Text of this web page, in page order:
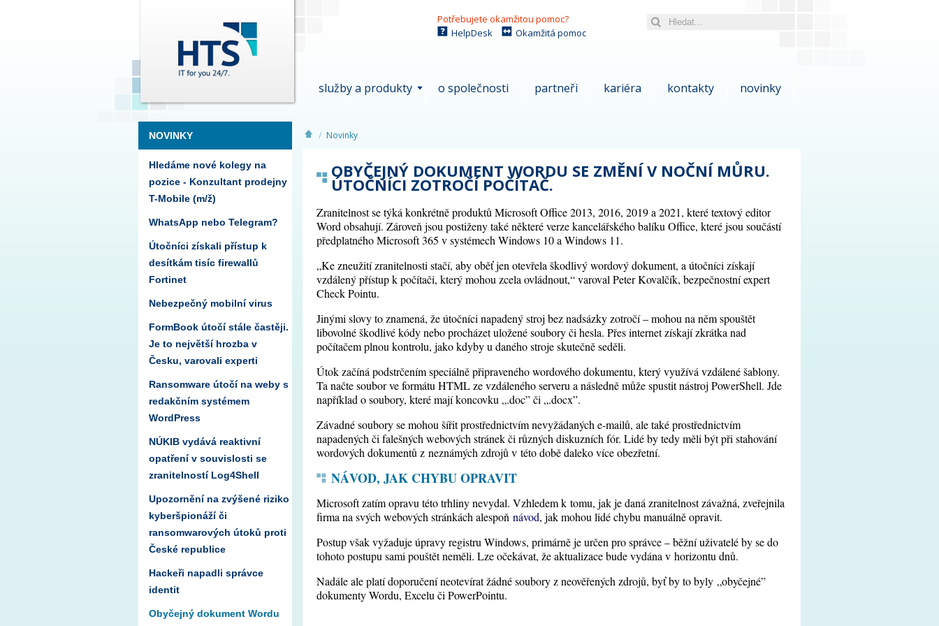
Potřebujete okamžitou pomoc?
HelpDesk
Okamžitá pomoc
služby a produkty o společnosti partneři kariéra kontakty novinky
NOVINKY
Hledáme nové kolegy na
pozice - Konzultant prodejny
T-Mobile (m/ž)
WhatsApp nebo Telegram?
Útočníci získali přístup k
desítkám tisíc firewallů
Fortinet
Nebezpečný mobilní virus
FormBook útočí stále častěji.
Je to největší hrozba v
Česku, varovali experti
Ransomware útočí na weby s
redakčním systémem
WordPress
NÚKIB vydává reaktivní
opatření v souvislosti se
zranitelností Log4Shell
Upozornění na zvýšené riziko
kyberšpionáží či
ransomwarových útoků proti
České republice
Hackeři napadli správce
identit
Obyčejný dokument Wordu
Novinky
OBYČEJNÝ DOKUMENT WORDU SE ZMĚNÍ V NOČNÍ MŮRU.
ÚTOČNÍCI ZOTROČÍ POČÍTAČ.
Zranitelnost se týká konkrétně produktů Microsoft Office 2013, 2016, 2019 a 2021, které textový editor
Word obsahují. Zároveň jsou postiženy také některé verze kancelářského balíku Office, které jsou součástí
předplatného Microsoft 365 v systémech Windows 10 a Windows 11.
„Ke zneužití zranitelnosti stačí, aby oběť jen otevřela škodlivý wordový dokument, a útočníci získají
vzdálený přístup k počítači, který mohou zcela ovládnout,“ varoval Peter Kovalčík, bezpečnostní expert
Check Pointu.
Jinými slovy to znamená, že útočníci napadený stroj bez nadsázky zotročí – mohou na něm spouštět
libovolné škodlivé kódy nebo procházet uložené soubory či hesla. Přes internet získají zkrátka nad
počítačem plnou kontrolu, jako kdyby u daného stroje skutečně seděli.
Útok začíná podstrčením speciálně připraveného wordového dokumentu, který využívá vzdálené šablony.
Ta načte soubor ve formátu HTML ze vzdáleného serveru a následně může spustit nástroj PowerShell. Jde
například o soubory, které mají koncovku „.doc” či „.docx”.
Závadné soubory se mohou šířit prostřednictvím nevyžádaných e-mailů, ale také prostřednictvím
napadených či falešných webových stránek či různých diskuzních fór. Lidé by tedy měli být při stahování
wordových dokumentů z neznámých zdrojů v této době daleko více obezřetní.
NÁVOD, JAK CHYBU OPRAVIT
Microsoft zatím opravu této trhliny nevydal. Vzhledem k tomu, jak je daná zranitelnost závažná, zveřejnila
firma na svých webových stránkách alespoň návod, jak mohou lidé chybu manuálně opravit.
Postup však vyžaduje úpravy registru Windows, primárně je určen pro správce – běžní uživatelé by se do
tohoto postupu sami pouštět neměli. Lze očekávat, že aktualizace bude vydána v horizontu dnů.
Nadále ale platí doporučení neotevírat žádné soubory z neověřených zdrojů, byť by to byly „obyčejné”
dokumenty Wordu, Excelu či PowerPointu.